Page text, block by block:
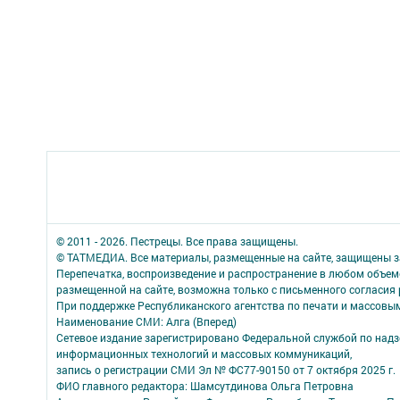
© 2011 - 2026. Пестрецы. Все права защищены.
© ТАТМЕДИА. Все материалы, размещенные на сайте, защищены
Перепечатка, воспроизведение и распространение в любом
размещенной на сайте, возможна только с письменного
При поддержке Республиканского агентства по печати и
Наименование СМИ: Алга (Вперед)
Сетевое издание зарегистрировано Федеральной службой по
информационных технологий и массовых коммуникаций,
запись о регистрации СМИ Эл № ФС77-90150 от 7 октября 2025 г.
ФИО главного редактора: Шамсутдинова Ольга Петровна